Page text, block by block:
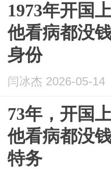
1973年开国
他看病都没
身份
闫冰杰 2026-05-14
73年，开国
他看病都没
特务